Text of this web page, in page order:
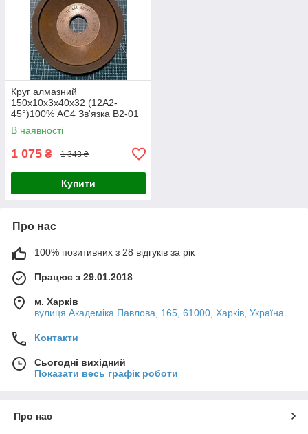
Круг алмазний
150х10х3х40х32 (12А2-
45°)100% АС4 Зв'язка В2-01
В наявності
1 075 ₴ 1 343 ₴
Купити
Про нас
100% позитивних з 28 відгуків за рік
Працює з 29.01.2018
м. Харків
вулиця Академіка Павлова, 165, 61000, Харків, Україна
Контакти
Сьогодні вихідний
Показати весь графік роботи
Про нас